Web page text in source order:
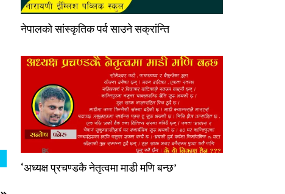
नेपालको सांस्कृतिक पर्व साउने सक्रांन्ति
‘अध्यक्ष प्रचण्डकै नेतृत्वमा माडी मणि बन्छ’